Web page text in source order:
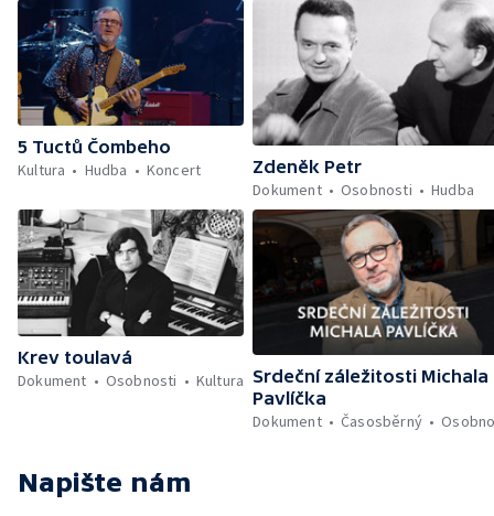
5 Tuctů Čombeho
Kultura
Hudba Koncert
Zdeněk Petr
Dokument
Osobnosti Hudba
Krev toulavá
Dokument
Osobnosti Kultura Srdeční záležitosti Michala
Pavlíčka
Dokument
Časosběrný
Napište nám